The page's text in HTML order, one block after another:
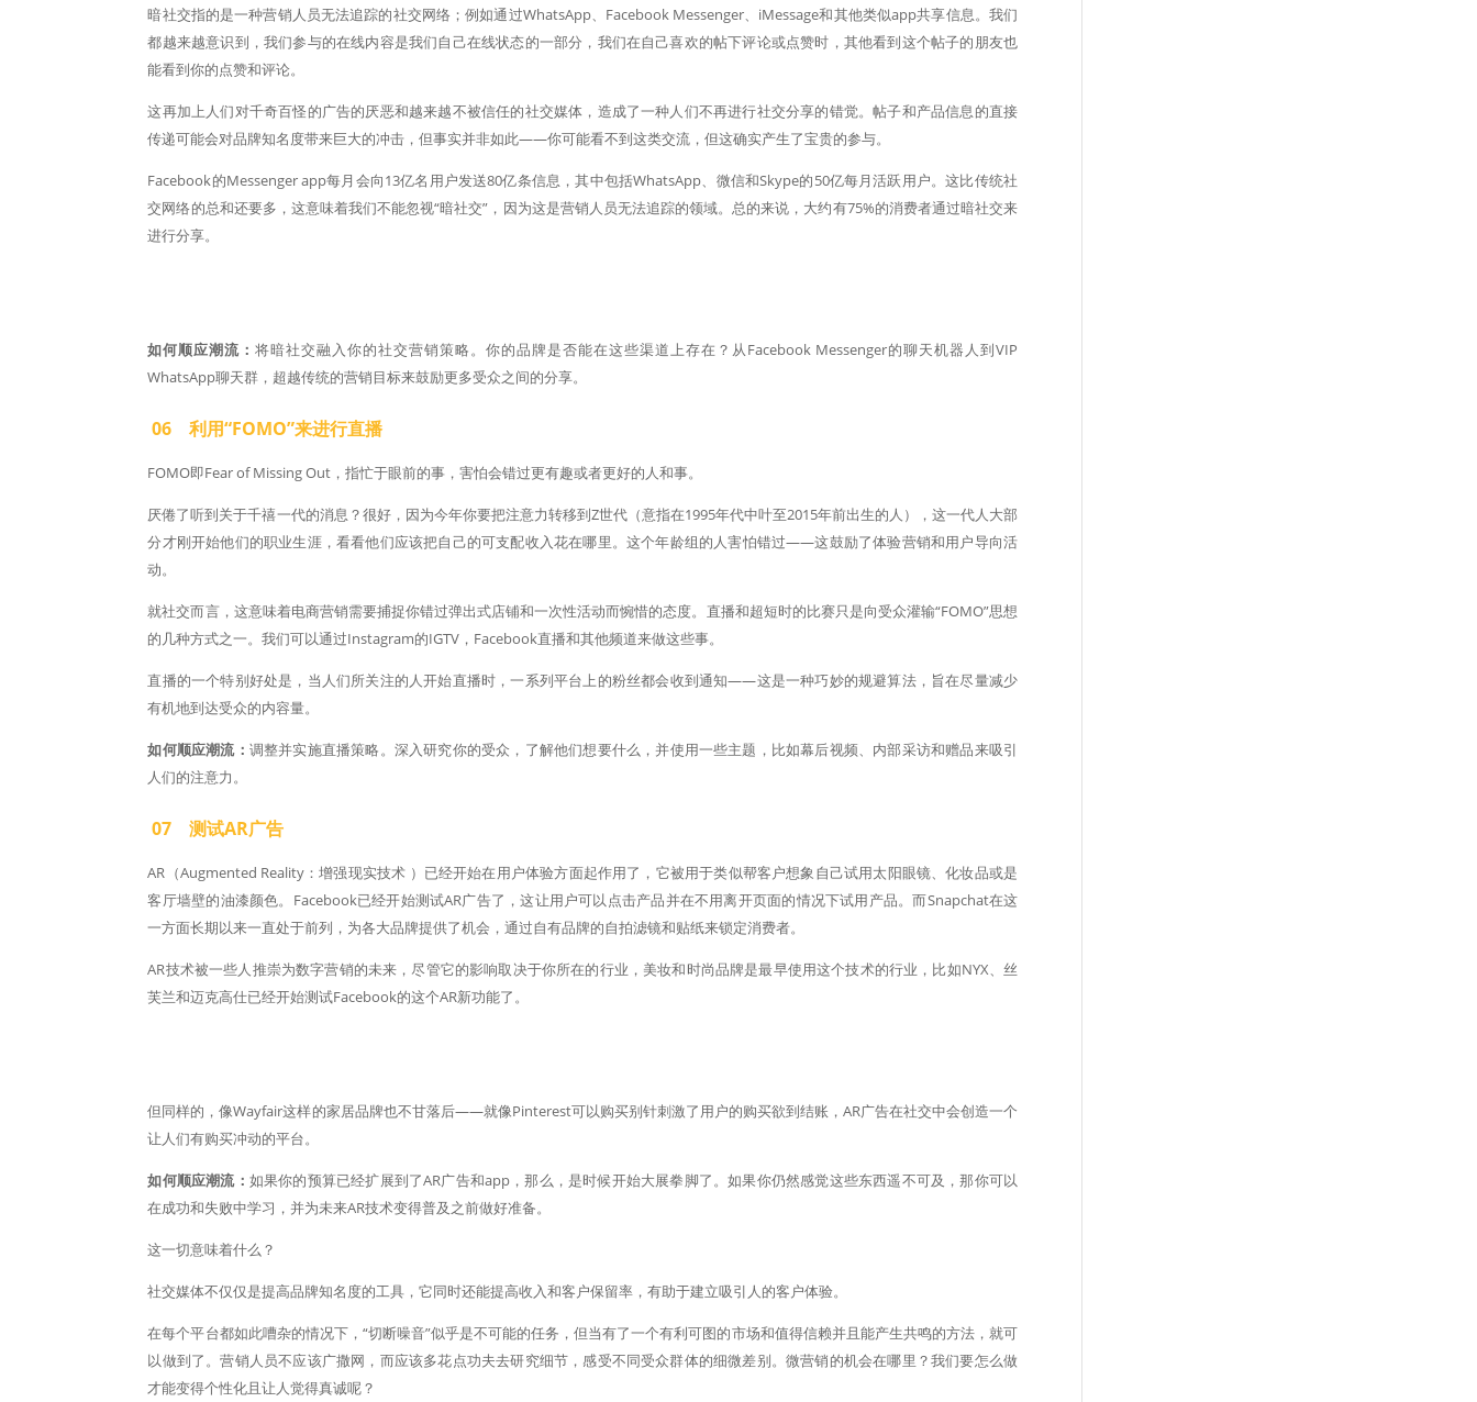
暗社交指的是一种营销人员无法追踪的社交网络；例如通过WhatsApp、Facebook Messenger、iMessage和其他类似app共享信息。我们
都越来越意识到，我们参与的在线内容是我们自己在线状态的一部分，我们在自己喜欢的帖下评论或点赞时，其他看到这个帖子的朋友也
能看到你的点赞和评论。
这再加上人们对千奇百怪的广告的厌恶和越来越不被信任的社交媒体，造成了一种人们不再进行社交分享的错觉。帖子和产品信息的直接
传递可能会对品牌知名度带来巨大的冲击，但事实并非如此——你可能看不到这类交流，但这确实产生了宝贵的参与。
Facebook的Messenger app每月会向13亿名用户发送80亿条信息，其中包括WhatsApp、微信和Skype的50亿每月活跃用户。这比传统社
交网络的总和还要多，这意味着我们不能忽视“暗社交”，因为这是营销人员无法追踪的领域。总的来说，大约有75%的消费者通过暗社交来
进行分享。
如何顺应潮流：将暗社交融入你的社交营销策略。你的品牌是否能在这些渠道上存在？从Facebook Messenger的聊天机器人到VIP
WhatsApp聊天群，超越传统的营销目标来鼓励更多受众之间的分享。
06 利用“FOMO”来进行直播
FOMO即Fear of Missing Out，指忙于眼前的事，害怕会错过更有趣或者更好的人和事。
厌倦了听到关于千禧一代的消息？很好，因为今年你要把注意力转移到Z世代（意指在1995年代中叶至2015年前出生的人），这一代人大部
分才刚开始他们的职业生涯，看看他们应该把自己的可支配收入花在哪里。这个年龄组的人害怕错过——这鼓励了体验营销和用户导向活
动。
就社交而言，这意味着电商营销需要捕捉你错过弹出式店铺和一次性活动而惋惜的态度。直播和超短时的比赛只是向受众灌输“FOMO”思想
的几种方式之一。我们可以通过Instagram的IGTV，Facebook直播和其他频道来做这些事。
直播的一个特别好处是，当人们所关注的人开始直播时，一系列平台上的粉丝都会收到通知——这是一种巧妙的规避算法，旨在尽量减少
有机地到达受众的内容量。
如何顺应潮流： 调整并实施直播策略。深入研究你的受众，了解他们想要什么，并使用一些主题，比如幕后视频、内部采访和赠品来吸引
人们的注意力。
07 测试AR广告
AR（Augmented Reality：增强现实技术 ）已经开始在用户体验方面起作用了，它被用于类似帮客户想象自己试用太阳眼镜、化妆品或是
客厅墙壁的油漆颜色。Facebook已经开始测试AR广告了，这让用户可以点击产品并在不用离开页面的情况下试用产品。而Snapchat在这
一方面长期以来一直处于前列，为各大品牌提供了机会，通过自有品牌的自拍滤镜和贴纸来锁定消费者。
AR技术被一些人推崇为数字营销的未来，尽管它的影响取决于你所在的行业，美妆和时尚品牌是最早使用这个技术的行业，比如NYX、丝
芙兰和迈克高仕已经开始测试Facebook的这个AR新功能了。
但同样的，像Wayfair这样的家居品牌也不甘落后——就像Pinterest可以购买别针刺激了用户的购买欲到结账，AR广告在社交中会创造一个
让人们有购买冲动的平台。
如何顺应潮流： 如果你的预算已经扩展到了AR广告和app，那么，是时候开始大展拳脚了。如果你仍然感觉这些东西遥不可及，那你可以
在成功和失败中学习，并为未来AR技术变得普及之前做好准备。
这一切意味着什么？
社交媒体不仅仅是提高品牌知名度的工具，它同时还能提高收入和客户保留率，有助于建立吸引人的客户体验。
在每个平台都如此嘈杂的情况下，“切断噪音”似乎是不可能的任务，但当有了一个有利可图的市场和值得信赖并且能产生共鸣的方法，就可
以做到了。营销人员不应该广撒网，而应该多花点功夫去研究细节，感受不同受众群体的细微差别。微营销的机会在哪里？我们要怎么做
才能变得个性化且让人觉得真诚呢？